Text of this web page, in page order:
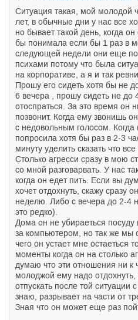
Ситуация такая, мой молодой
лет, в обычные дни у нас все
но бывает такой день, когда
бы понимала если бы 1 раз в
следующей недели они еще
психами потому что была
на корпоративе, а я и так
Прошу его сидеть хотя бы не
6 вечера , прошу сидеть не до
отоспраться. За это время он
позвонит. Когда ему звонишь
с недовольным голосом. Когда
попросила хотя бы раз в 2-3
минуту уделить сказать что
Столько агресси сразу в мою
со мной разговарвать. У нас
когда он едет пить. Если вы
хочет отдохнуть, скажу сразу
неделю. Либо с вечера до 2-4
это редко).
Дома он не убираеться посуду
за компьютером, но так же мы
чего он устает мне остаеться
моменты когда он на столько
думаю что эти отношения ни к
молоджой ему надо
отпускать после той ситуации
знаю, разрывает на части от
Зная что он может еще раз